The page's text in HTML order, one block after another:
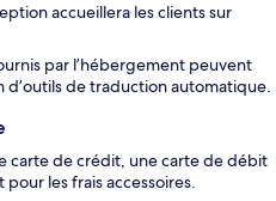
accueillera les clients sur
par l’hébergement peuvent
d’outils de traduction automatique.
carte de crédit, une carte de débit
les frais accessoires.